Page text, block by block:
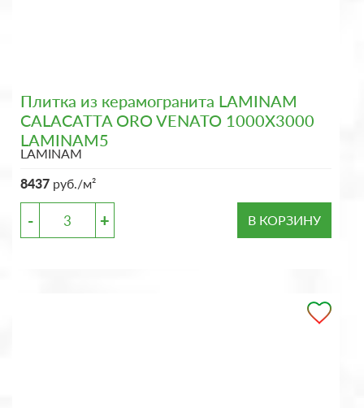
Плитка из керамогранита LAMINAM
CALACATTA ORO VENATO 1000X3000
LAMINAM5
LAMINAM
8437 руб./м²
- + В КОРЗИНУ